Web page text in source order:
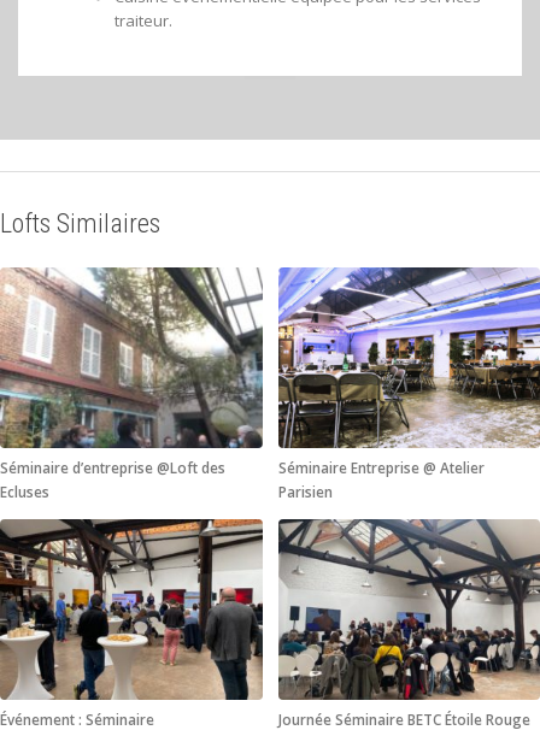
traiteur.
Lofts Similaires
Séminaire d’entreprise @Loft des
Ecluses
Séminaire Entreprise @ Atelier
Parisien
Événement : Séminaire
Journée Séminaire BETC Étoile Rouge